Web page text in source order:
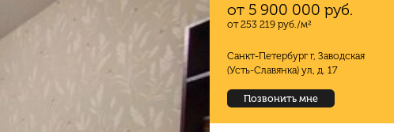
от 5 900 000 руб.
от 253 219 руб./м²
Санкт-Петербург г, Заводская
(Усть-Славянка) ул, д. 17
Позвонить мне